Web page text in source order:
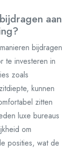
aan
bijdragen
te investeren in
zoals
kunnen
zitten
luxe bureaus
om
posities, wat de